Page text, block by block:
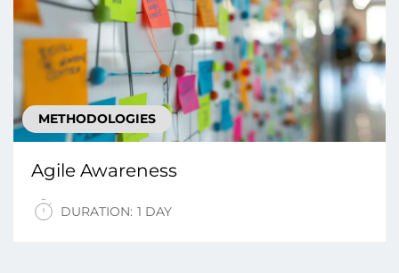
METHODOLOGIES
Agile Awareness
DURATION: 1 DAY